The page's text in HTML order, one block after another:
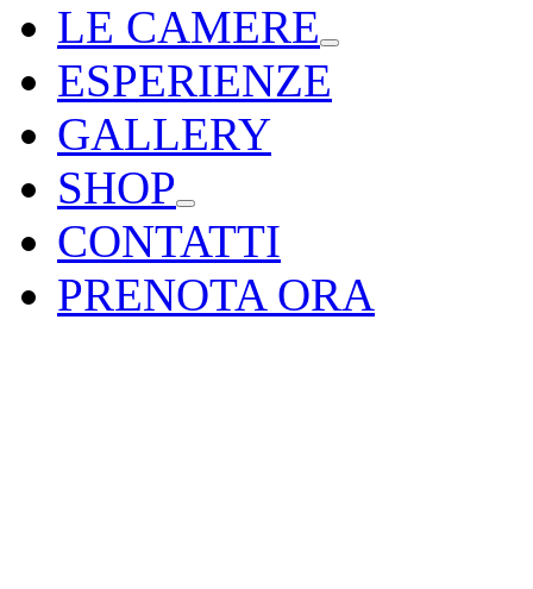
LE CAMERE
ESPERIENZE
GALLERY
SHOP
CONTATTI
PRENOTA ORA